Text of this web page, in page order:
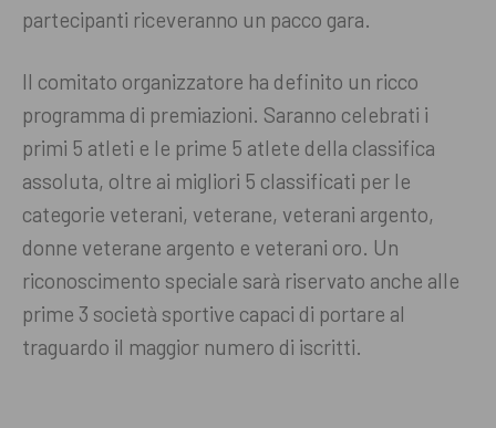
partecipanti riceveranno un pacco gara.
Il comitato organizzatore ha definito un ricco
programma di premiazioni. Saranno celebrati i
primi 5 atleti e le prime 5 atlete della classifica
assoluta, oltre ai migliori 5 classificati per le
categorie veterani, veterane, veterani argento,
donne veterane argento e veterani oro. Un
riconoscimento speciale sarà riservato anche alle
prime 3 società sportive capaci di portare al
traguardo il maggior numero di iscritti.